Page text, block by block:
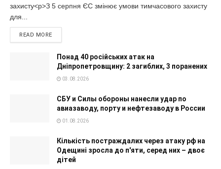
захисту<p>З 5 серпня ЄС змінює умови тимчасового захисту
для...
READ MORE
Понад 40 російських атак на
Дніпропетровщину: 2 загиблих, 3 поранених
03.08.2026
СБУ и Силы обороны нанесли удар по
авиазаводу, порту и нефтезаводу в России
01.08.2026
Кількість постраждалих через атаку рф на
Одещині зросла до п'яти, серед них – двоє
дітей